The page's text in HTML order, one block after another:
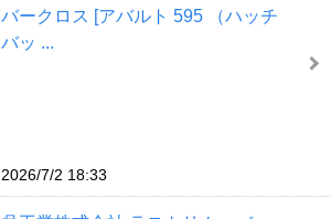
バークロス [アバルト 595 （ハッチ
バッ ...
2026/7/2 18:33